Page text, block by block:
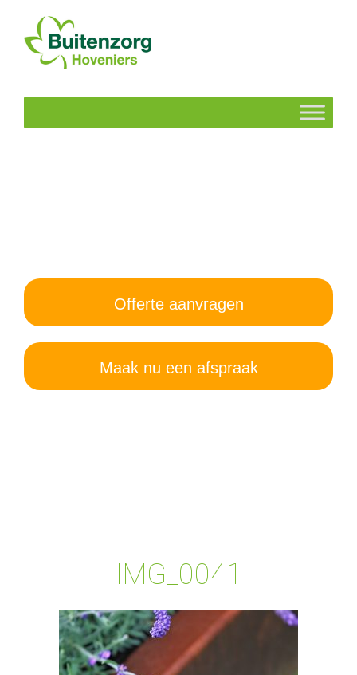
Offerte aanvragen
Maak nu een afspraak
IMG_0041